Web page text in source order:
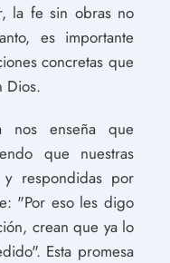
la fe sin obras no
es importante
concretas que
Dios.
nos enseña que
que nuestras
y respondidas por
"Por eso les digo
crean que ya lo
Esta promesa